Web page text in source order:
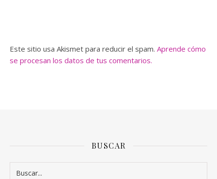
Este sitio usa Akismet para reducir el spam. Aprende cómo
se procesan los datos de tus comentarios.
BUSCAR